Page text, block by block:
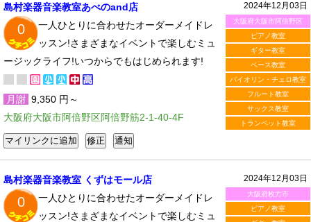
2024年12月03日
大阪府大阪市阿倍野区
ピアノ教室
ギター教室
ベース教室
バイオリン・チェロ教室
フルート教室
サックス教室
トランペット教室
島村楽器音楽教室あべのand店
0
一人ひとりに合わせたオーダーメイドレ
ッスン!さまざまなイベントで楽しむミュ
ージックライフ!いつからでもはじめられます!
月謝 9,350 円～
大阪府大阪市阿倍野区阿倍野筋2-1-40-4F
2024年12月03日
大阪府枚方市
ピアノ教室
島村楽器音楽教室 くずはモール店
0
一人ひとりに合わせたオーダーメイドレ
ッスン!さまざまなイベントで楽しむミュ